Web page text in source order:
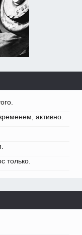
активно.
только.